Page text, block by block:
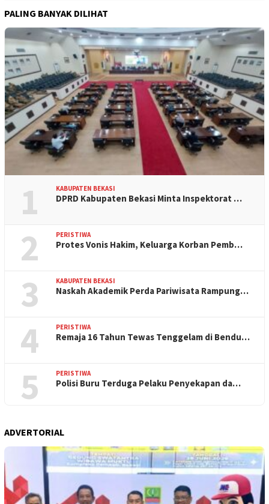
PALING BANYAK DILIHAT
1 KABUPATEN BEKASI
DPRD Kabupaten Bekasi Minta Inspektorat …
2 PERISTIWA
Protes Vonis Hakim, Keluarga Korban Pemb…
3 KABUPATEN BEKASI
Naskah Akademik Perda Pariwisata Rampung…
4 PERISTIWA
Remaja 16 Tahun Tewas Tenggelam di Bendu…
5 PERISTIWA
Polisi Buru Terduga Pelaku Penyekapan da…
ADVERTORIAL